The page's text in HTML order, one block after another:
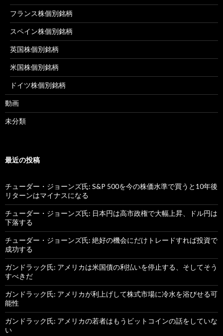
フランス株個別銘柄
スペイン株個別銘柄
英国株個別銘柄
米国株個別銘柄
ドイツ株個別銘柄
動画
未分類
最近の投稿
チューダー・ジョーンズ氏: S&P 500を今の株価水準で買うと10年後
リターンはマイナスになる
チューダー・ジョーンズ氏: 日本円は高市政権で大幅上昇、ドル円は
下落する
チューダー・ジョーンズ氏: 絶好の機会にだけトレードすれば投資で
成功する
ガンドラック氏: アメリカは米国債の利払いを停止する、そしてそう
すべきだ
ガンドラック氏: アメリカが利上げして株式市場に冷水を浴びせる可
能性
ガンドラック氏: アメリカの若者はもうビットコインの話をしていな
い